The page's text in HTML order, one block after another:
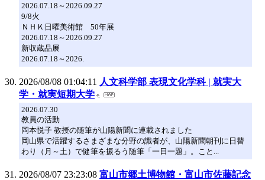
2026.07.18～2026.09.27
9/8火
ＮＨＫ日曜美術館 50年展
2026.07.18～2026.09.27
新収蔵品展
2026.07.18～2026.
2026/08/08 01:04:11 人文科学部 表現文化学科 | 就実大
学・就実短期大学
2026.07.30
教員の活動
岡本悦子 教授の随筆が山陽新聞に連載されました
岡山県で活躍するさまざまな分野の識者が、山陽新聞朝刊に日替
わり（月～土）で健筆を振るう随筆「一日一題」。こと...
2026/08/07 23:23:08 富山市郷土博物館・富山市佐藤記念